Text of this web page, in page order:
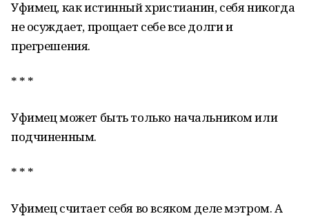
Уфимец, как истинный христианин, себя никогда
не осуждает, прощает себе все долги и
прегрешения.
* * *
Уфимец может быть только начальником или
подчиненным.
* * *
Уфимец считает себя во всяком деле мэтром. А